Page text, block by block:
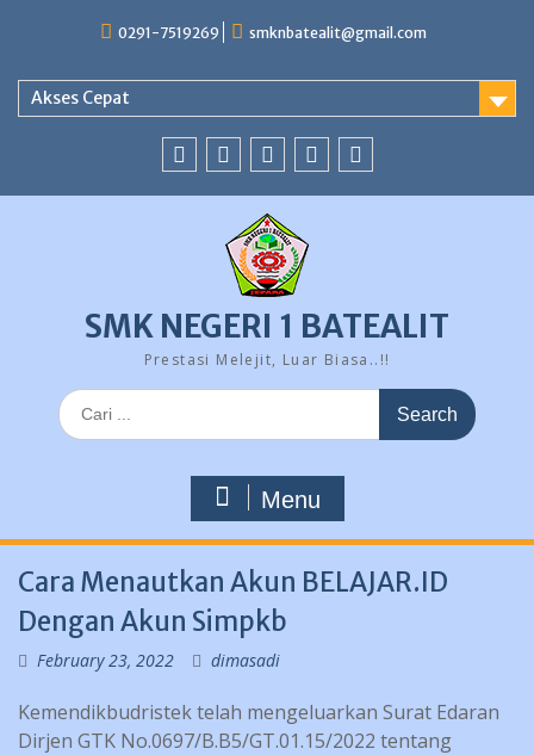
0291-7519269 smknbatealit@gmail.com
Akses Cepat
SMK NEGERI 1 BATEALIT
Prestasi Melejit, Luar Biasa..!!
Search
for:
Menu
Cara Menautkan Akun BELAJAR.ID
Dengan Akun Simpkb
February 23, 2022 dimasadi
Kemendikbudristek telah mengeluarkan Surat Edaran
Dirjen GTK No.0697/B.B5/GT.01.15/2022 tentang